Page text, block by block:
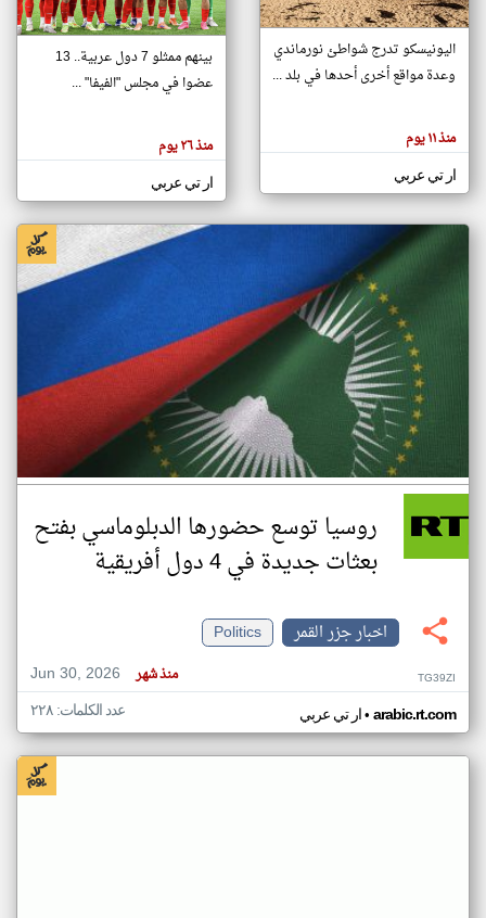
تغيير الدولة
اخبار جزر القمر على مدار الساعة
أهم اخبار جزر القمر العاجلة والمباشرة
هنا عن
وجهة
كاتبيها.
اليونيسكو تدرج شواطئ نورماندي
وعدة مواقع أخرى أحدها في بلد ...
منذ ١١ يوم
ار تي عربي
بينهم ممثلو 7 دول عربية.. 13
عضوا في مجلس "الفيفا" ...
منذ ٢٦ يوم
ار تي عربي
روسيا توسع حضورها الدبلوماسي بفتح
بعثات جديدة في 4 دول أفريقية
اخبار جزر القمر
Politics
Jun 30, 2026
منذ شهر TG39ZI
ار تي عربي• arabic.rt.com عدد الكلمات: ٢٢٨
klyoum.com